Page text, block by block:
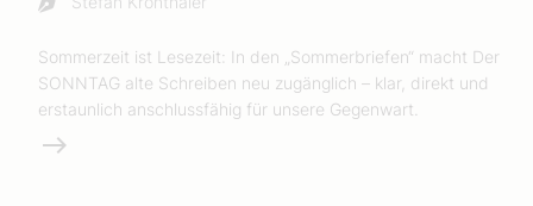
Sommerzeit ist Lesezeit: In den „Sommerbriefen“ macht Der
SONNTAG alte Schreiben neu zugänglich – klar, direkt und
erstaunlich anschlussfähig für unsere Gegenwart.
Weiterlesen